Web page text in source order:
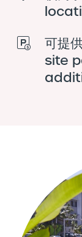
可提
site